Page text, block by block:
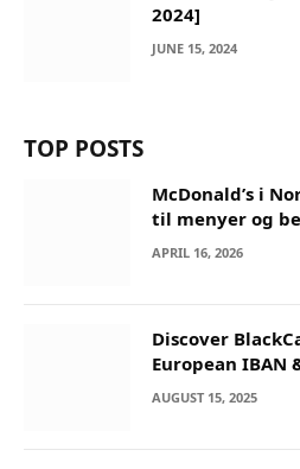
2024]
JUNE 15, 2024
TOP POSTS
McDonald’s i
til menyer og
APRIL 16, 2026
Discover
European IBAN
AUGUST 15, 2025